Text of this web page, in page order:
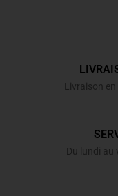
Livraison
Du lundi au